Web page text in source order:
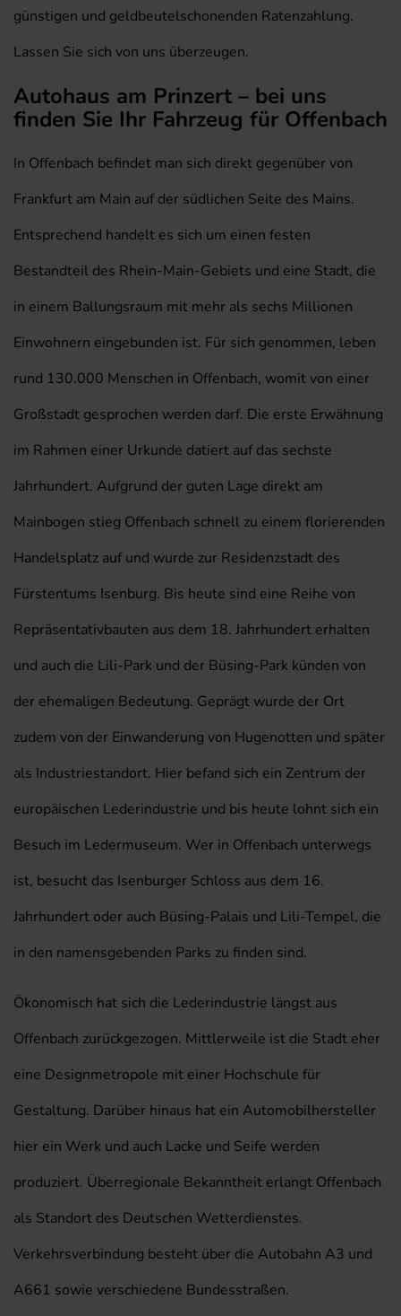
günstigen und geldbeutelschonenden Ratenzahlung.
Lassen Sie sich von uns überzeugen.
Autohaus am Prinzert – bei uns
finden Sie Ihr Fahrzeug für Offenbach
In Offenbach befindet man sich direkt gegenüber von
Frankfurt am Main auf der südlichen Seite des Mains.
Entsprechend handelt es sich um einen festen
Bestandteil des Rhein-Main-Gebiets und eine Stadt, die
in einem Ballungsraum mit mehr als sechs Millionen
Einwohnern eingebunden ist. Für sich genommen, leben
rund 130.000 Menschen in Offenbach, womit von einer
Großstadt gesprochen werden darf. Die erste Erwähnung
im Rahmen einer Urkunde datiert auf das sechste
Jahrhundert. Aufgrund der guten Lage direkt am
Mainbogen stieg Offenbach schnell zu einem florierenden
Handelsplatz auf und wurde zur Residenzstadt des
Fürstentums Isenburg. Bis heute sind eine Reihe von
Repräsentativbauten aus dem 18. Jahrhundert erhalten
und auch die Lili-Park und der Büsing-Park künden von
der ehemaligen Bedeutung. Geprägt wurde der Ort
zudem von der Einwanderung von Hugenotten und später
als Industriestandort. Hier befand sich ein Zentrum der
europäischen Lederindustrie und bis heute lohnt sich ein
Besuch im Ledermuseum. Wer in Offenbach unterwegs
ist, besucht das Isenburger Schloss aus dem 16.
Jahrhundert oder auch Büsing-Palais und Lili-Tempel, die
in den namensgebenden Parks zu finden sind.
Ökonomisch hat sich die Lederindustrie längst aus
Offenbach zurückgezogen. Mittlerweile ist die Stadt eher
eine Designmetropole mit einer Hochschule für
Gestaltung. Darüber hinaus hat ein Automobilhersteller
hier ein Werk und auch Lacke und Seife werden
produziert. Überregionale Bekanntheit erlangt Offenbach
als Standort des Deutschen Wetterdienstes.
Verkehrsverbindung besteht über die Autobahn A3 und
A661 sowie verschiedene Bundesstraßen.